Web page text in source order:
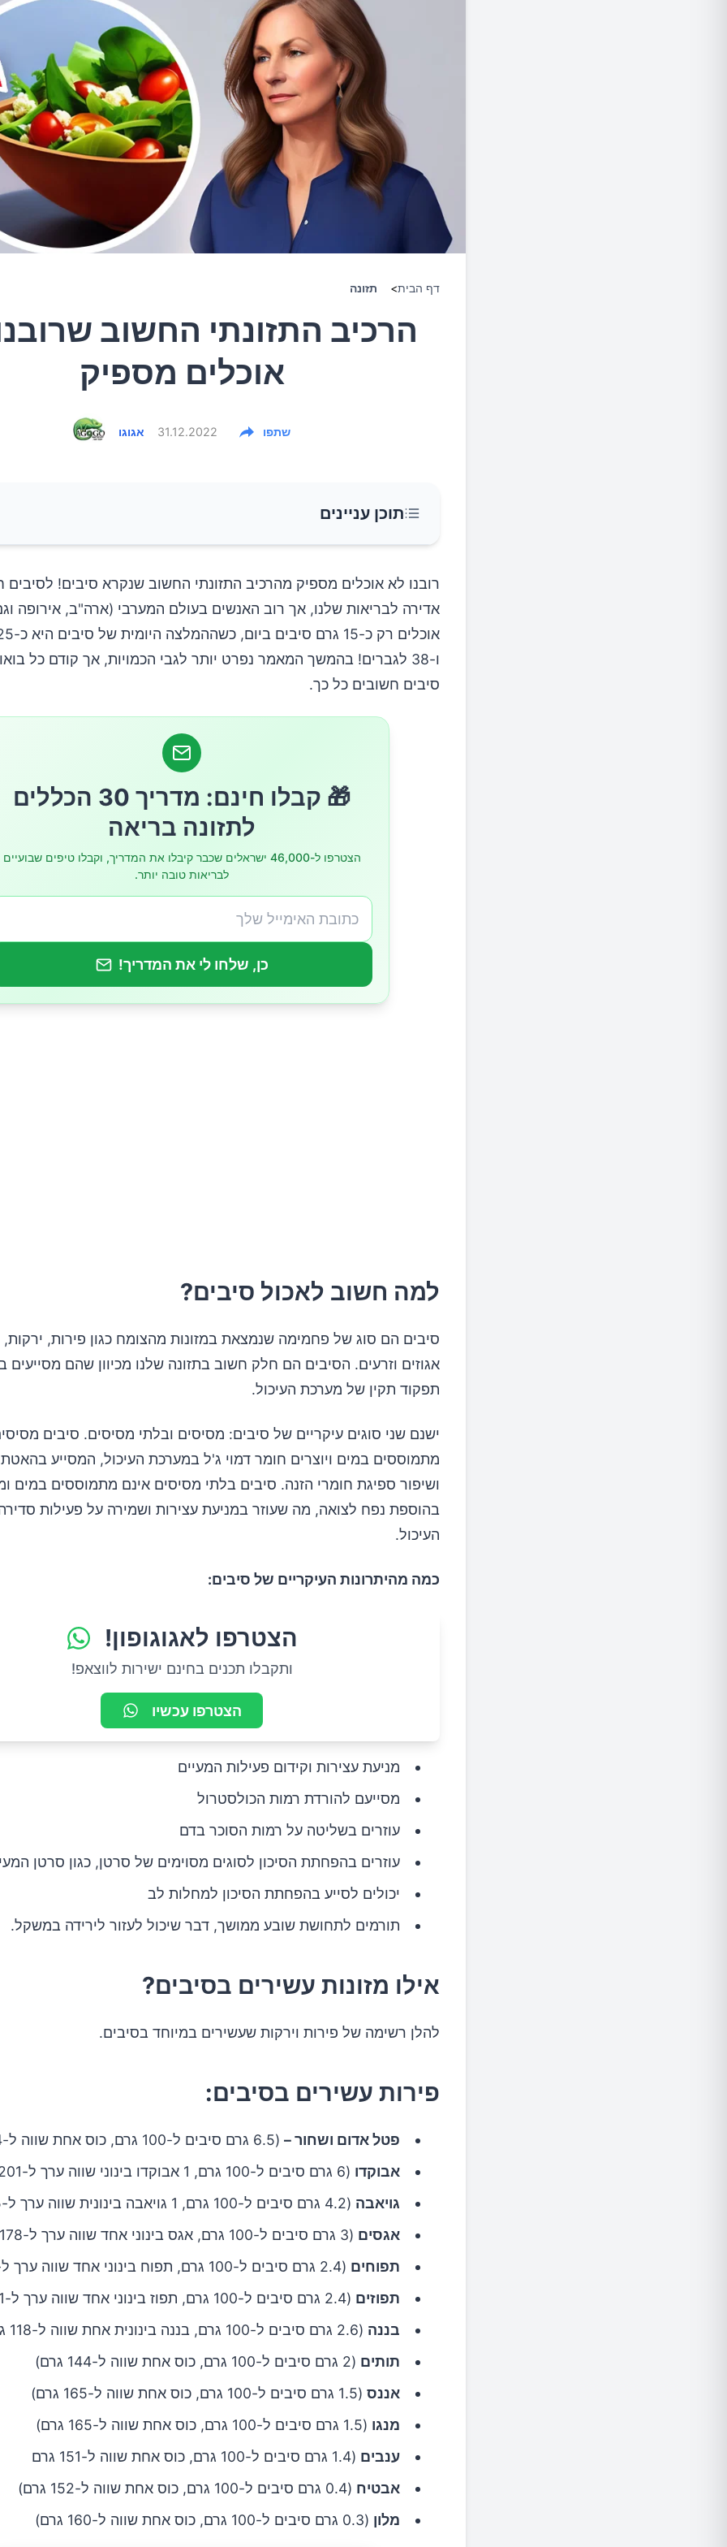
דף הבית> תזונה
הרכיב התזונתי החשוב
אוכלים מספיק
אגוגו 31.12.2022 שתפו
תוכן עניינים
למה חשוב לאכול סיבים?
אילו מזונות עשירים בסיבים?
פירות עשירים בסיבים:
ירקות עשירים בסיבים:
דגנים מלאים עשירים בסיבים
אגוזים וזרעים עשירים בסיבים
כמה סיבים צריך לאכול ביום?
רובנו לא אוכלים מספיק מהרכיב התזונתי החשוב שנקרא סיבים! לסיבים
אדירה לבריאות שלנו, אך רוב האנשים בעולם המערבי (ארה"ב, אירופה
ו-38 לגברים! בהמשך המאמר נפרט יותר לגבי הכמויות, אך קודם כל
סיבים חשובים כל כך.
🎁 קבלו חינם: מדריך 30 הכללים
לתזונה בריאה
הצטרפו ל-46,000 ישראלים שכבר קיבלו את המדריך, וקבלו טיפים שבועיים
לבריאות טובה יותר.
כן, שלחו לי את המדריך!
למה חשוב לאכול סיבים?
סיבים הם סוג של פחמימה שנמצאת במזונות מהצומח כגון פירות, ירקות,
אגוזים וזרעים. הסיבים הם חלק חשוב בתזונה שלנו מכיוון שהם מסייעים
תפקוד תקין של מערכת העיכול.
ישנם שני סוגים עיקריים של סיבים: מסיסים ובלתי מסיסים. סיבים
מתמוססים במים ויוצרים חומר דמוי ג'ל במערכת העיכול, המסייע בהאטת
ושיפור ספיגת חומרי הזנה. סיבים בלתי מסיסים אינם מתמוססים במים
בהוספת נפח לצואה, מה שעוזר במניעת עצירות ושמירה על פעילות
העיכול.
כמה מהיתרונות העיקריים של סיבים:
הצטרפו לאגוגופון!
ותקבלו תכנים בחינם ישירות לווצאפ!
הצטרפו עכשיו
מניעת עצירות וקידום פעילות המעיים
מסייעם להורדת רמות הכולסטרול
עוזרים בשליטה על רמות הסוכר בדם
עוזרים בהפחתת הסיכון לסוגים מסוימים של סרטן, כגון סרטן
יכולים לסייע בהפחתת הסיכון למחלות לב
תורמים לתחושת שובע ממושך, דבר שיכול לעזור לירידה במשקל.
אילו מזונות עשירים בסיבים?
להלן רשימה של פירות וירקות שעשירים במיוחד בסיבים.
פירות עשירים בסיבים:
פטל אדום ושחור –(6.5 גרם סיבים ל-100 גרם, כוס אחת שווה ל-144 גרם)
אבוקדו (6 גרם סיבים ל-100 גרם, 1 אבוקדו בינוני שווה ערך ל-201 גרם)
גויאבה (4.2 גרם סיבים ל-100 גרם, 1 גויאבה בינונית שווה ערך ל-125 גרם)
אגסים (3 גרם סיבים ל-100 גרם, אגס בינוני אחד שווה ערך ל-178 גרם)
תפוחים (2.4 גרם סיבים ל-100 גרם, תפוח בינוני אחד שווה ערך ל-182 גרם)
תפוזים (2.4 גרם סיבים ל-100 גרם, תפוז בינוני אחד שווה ערך ל-181 גרם)
בננה (2.6 גרם סיבים ל-100 גרם, בננה בינונית אחת שווה ל-118 גרם)
תותים (2 גרם סיבים ל-100 גרם, כוס אחת שווה ל-144 גרם)
אננס(1.5 גרם סיבים ל-100 גרם, כוס אחת שווה ל-165 גרם)
מנגו (1.5 גרם סיבים ל-100 גרם, כוס אחת שווה ל-165 גרם)
ענבים (1.4 גרם סיבים ל-100 גרם, כוס אחת שווה ל-151 גרם
אבטיח (0.4 גרם סיבים ל-100 גרם, כוס אחת שווה ל-152 גרם)
מלון (0.3 גרם סיבים ל-100 גרם, כוס אחת שווה ל-160 גרם)